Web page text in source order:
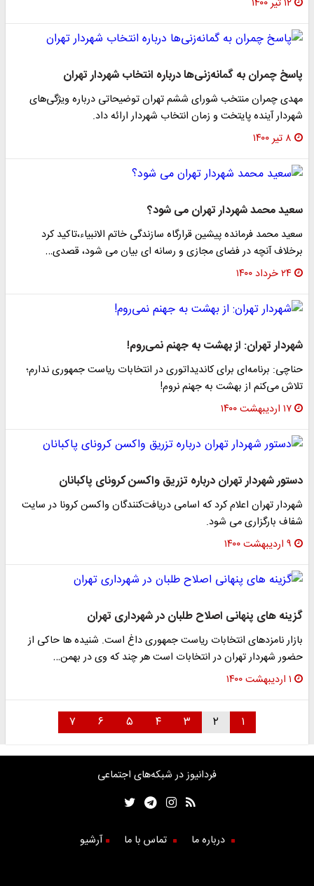
۱۲ تیر ۱۴۰۰
پاسخ چمران به گمانه‌زنی‌ها درباره انتخاب شهردار تهران
مهدی چمران منتخب شورای ششم تهران توضیحاتی درباره ویژگی‌های
شهردار آینده پایتخت و زمان انتخاب شهردار ارائه داد.
۸ تیر ۱۴۰۰
سعید محمد شهردار تهران می شود؟
سعید محمد فرمانده پیشین قرارگاه سازندگی خاتم الانبیاء،تاکید کرد
برخلاف آنچه در فضای مجازی و رسانه ای بیان می شود، قصدی…
۲۴ خرداد ۱۴۰۰
شهردار تهران: از بهشت به جهنم نمی‌روم!
حناچی: برنامه‌ای برای کاندیداتوری در انتخابات ریاست جمهوری ندارم؛
تلاش می‌کنم از بهشت به جهنم نروم!
۱۷ اردیبهشت ۱۴۰۰
دستور شهردار تهران درباره تزریق واکسن کرونای پاکبانان
شهردار تهران اعلام کرد که اسامی دریافت‌کنندگان واکسن کرونا در سایت
۹ اردیبهشت ۱۴۰۰
گزینه های پنهانی اصلاح طلبان در شهرداری تهران
بازار نامزدهای انتخابات ریاست جمهوری داغ است. شنیده ها حاکی از
حضور شهردار تهران در انتخابات است هر چند که وی در بهمن…
۱ اردیبهشت ۱۴۰۰
۱ ۲ ۳ ۴ ۵ ۶ ۷
فردانیوز در شبکه‌های اجتماعی
درباره ما تماس با ما آرشیو